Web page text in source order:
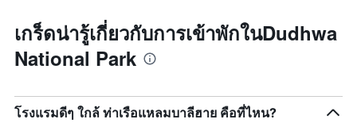
เกร็ดน่ารู้เกี่ยวกับการเข้าพักในDudhwa
National Park
โรงแรมดีๆ ใกล้ ท่าเรือแหลมบาลีฮาย คือที่ไหน?